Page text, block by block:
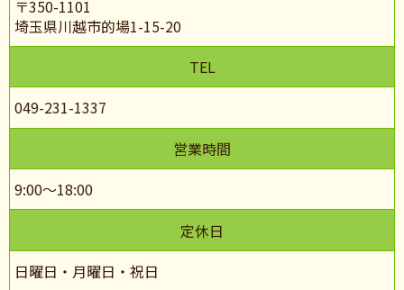
〒350-1101
埼玉県川越市的場1-15-20
TEL
049-231-1337
営業時間
9:00～18:00
定休日
日曜日・月曜日・祝日